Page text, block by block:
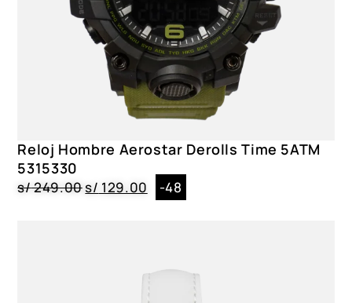
Reloj Hombre Aerostar Derolls Time 5ATM
5315330
s/249.00s/ 129.00 -48